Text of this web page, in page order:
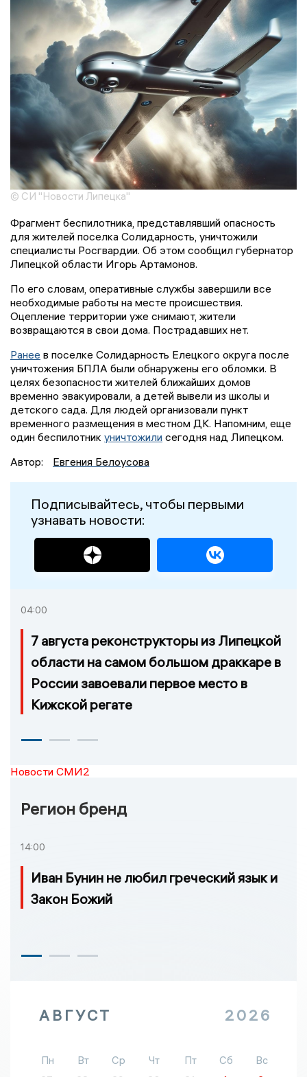
© СИ "Новости Липецка"
Фрагмент беспилотника, представлявший опасность
для жителей поселка Солидарность, уничтожили
специалисты Росгвардии. Об этом сообщил губернатор
Липецкой области Игорь Артамонов.
По его словам, оперативные службы завершили все
необходимые работы на месте происшествия.
Оцепление территории уже снимают, жители
возвращаются в свои дома. Пострадавших нет.
Ранее в поселке Солидарность Елецкого округа после
уничтожения БПЛА были обнаружены его обломки. В
целях безопасности жителей ближайших домов
временно эвакуировали, а детей вывели из школы и
детского сада. Для людей организовали пункт
временного размещения в местном ДК. Напомним, еще
один беспилотник уничтожили сегодня над Липецком.
Автор:
Евгения Белоусова
Подписывайтесь, чтобы первыми
узнавать новости:
04:00
7 августа реконструкторы из Липецкой
области на самом большом драккаре в
России завоевали первое место в
Кижской регате
Новости СМИ2
Регион бренд
14:00
Иван Бунин не любил греческий язык и
Закон Божий
АВГУСТ 2026
Пн Вт Ср Чт Пт Сб
Вс